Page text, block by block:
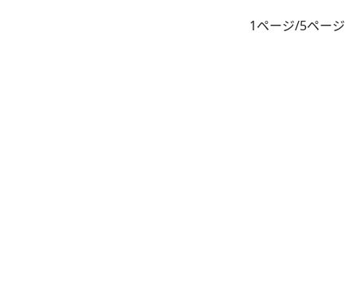
1ページ/5ページ